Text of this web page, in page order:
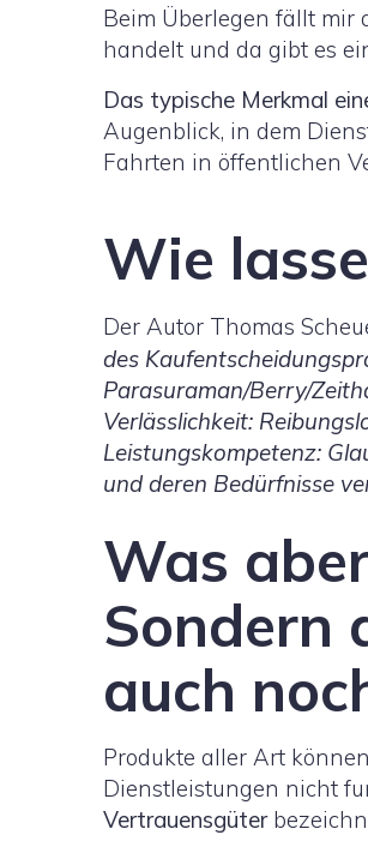
Beim Überlegen fällt mir
handelt und da gibt es
Das typische Merkmal
Augenblick, in dem
Fahrten in öffentlichen
Wie
Der Autor Thomas
des
Parasuraman/Berry/
Verlässlichkeit:
Leistungskompetenz:
und deren Bedürfnisse
Was
Sondern
auch
Produkte aller Art
Dienstleistungen nicht
Vertrauensgüter